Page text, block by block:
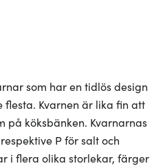
som har en tidlös design
flesta. Kvarnen är lika fin att
på köksbänken. Kvarnarnas
P för salt och
i flera olika storlekar, färger